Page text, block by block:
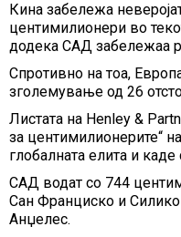
Кина забележа
центимилионери во
додека САД забележаа
Спротивно на тоа,
зголемување од 26
Листата на Henley &
за центимилионерите“
глобалната елита и
САД водат со 744
Сан Франциско и
Анџелес.